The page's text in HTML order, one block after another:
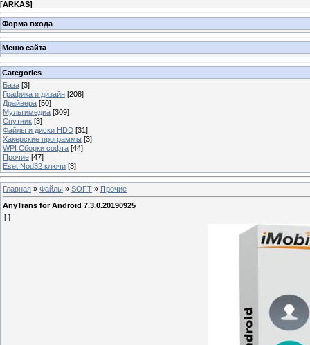
[ARKAS]
Форма входа
Меню сайта
Categories
База [3]
Графика и дизайн [208]
Драйвера [50]
Мультимедиа [309]
Спутник [3]
Файлы и диски HDD [31]
Хакерские программы [3]
WPI Сборки софта [44]
Прочие [47]
Eset Nod32 ключи [3]
Главная » Файлы » SOFT » Прочие
AnyTrans for Android 7.3.0.20190925
[ ]